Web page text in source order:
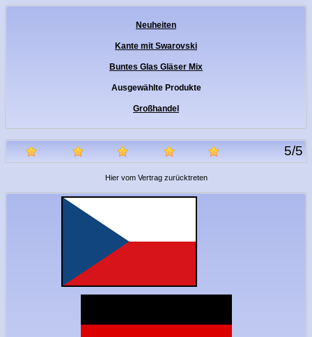
Neuheiten
Kante mit Swarovski
Buntes Glas Gläser Mix
Ausgewählte Produkte
Großhandel
5/5
Hier vom Vertrag zurücktreten